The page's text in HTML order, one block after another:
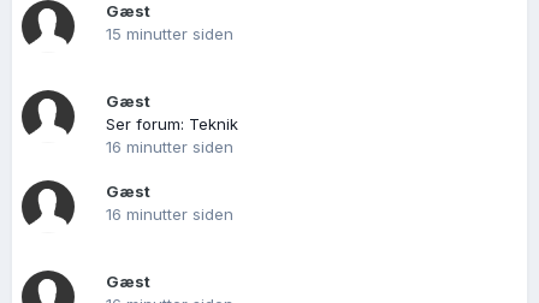
Gæst
15 minutter siden
Gæst
Ser forum: Teknik
16 minutter siden
Gæst
16 minutter siden
Gæst